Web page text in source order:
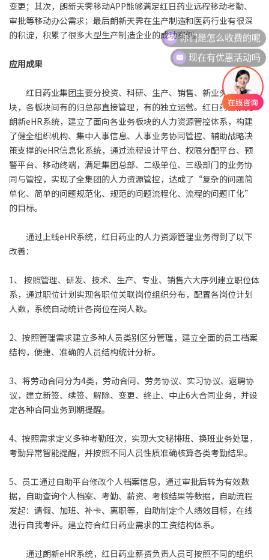
变更；其次，朗新天霁移动APP能够满足红日药业远程移动考勤、
审批等移动办公需求；最后朗新天霁在生产制造和医药行业有很深
的积淀，积累了很多大型生产制造企业的成功案例。
应用成果
红日药业集团主要分投资、科研、生产、销售、新业务五大板
块，各板块间有的归总部直接管理，有的独立运营。红日药业依托
朗新eHR系统，建立了面向各业务板块的人力资源管控体系，构建
了健全组织机构、集中人事信息、人事业务协同管控、辅助战略决
策支撑的eHR信息化系统，通过流程设计平台、权限分配平台、预
警平台、移动终端，满足集团总部、二级单位、三级部门的业务协
同与管控，实现了全集团的人力资源管控，达成了“复杂的问题简
单化、简单的问题规范化、规范的问题流程化、流程的问题IT化”
的目标。
通过上线eHR系统，红日药业的人力资源管理业务得到了以下
改善：
1、 按照管理、研发、技术、生产、专业、销售六大序列建立职位体
系，通过职位计划实现各职位关联岗位组织分布，配置各岗位计划
人数，系统自动统计各岗位在岗人数。
2、按照管理需求建立多种人员类别区分管理，建立全面的员工档案
结构，便捷、准确的人员结构统计分析。
3、将劳动合同分为4类，劳动合同、劳务协议、实习协议、返聘协
议，建立新签、续签、解除、变更、终止、中止6大合同业务，并设
定各种合同业务到期提醒。
4、按照需求定义多种考勤班次，实现大文秘排班、换班业务处理，
考勤异常智能提醒，并按照不同人员性质准确核算各类考勤结果。
5、员工通过自助平台修改个人档案信息，通过审批后转为有效数
据，自助查询个人档案、考勤、薪资、考核结果等数据，自助流程
发起：请假、加班、补卡、离职等，自助制定个人绩效目标，在线
进行自我考评。建立符合红日药业需求的工资结构体系。
通过朗新eHR系统，红日药业薪资负责人员可按照不同的组织
你们是怎么收费的呢
现在有优惠活动吗